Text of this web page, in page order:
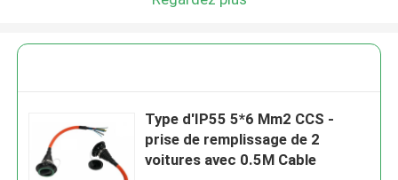
Type d'IP55 5*6 Mm2 CCS -
prise de remplissage de 2
voitures avec 0.5M Cable